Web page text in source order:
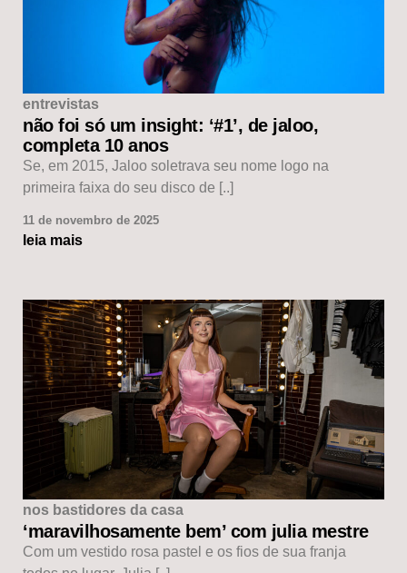
entrevistas
não foi só um insight: ‘#1’, de jaloo,
completa 10 anos
Se, em 2015, Jaloo soletrava seu nome logo na
primeira faixa do seu disco de [..]
11 de novembro de 2025
leia mais
nos bastidores da casa
‘maravilhosamente bem’ com julia mestre
Com um vestido rosa pastel e os fios de sua franja